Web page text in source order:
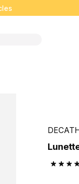
4.5 out